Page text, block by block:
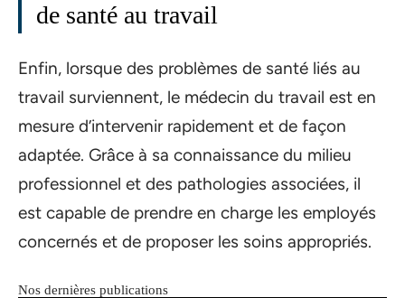
de santé au travail
Enfin, lorsque des problèmes de santé liés au
travail surviennent, le médecin du travail est en
mesure d’intervenir rapidement et de façon
adaptée. Grâce à sa connaissance du milieu
professionnel et des pathologies associées, il
est capable de prendre en charge les employés
concernés et de proposer les soins appropriés.
Nos dernières publications